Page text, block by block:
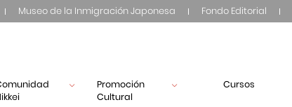
Museo de la Inmigración Japonesa Fondo Editorial
Promoción
Cultural
Cursos